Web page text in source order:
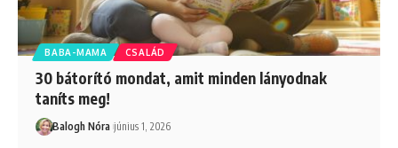
BABA-MAMA CSALÁD
30 bátorító mondat, amit minden lányodnak
taníts meg!
Balogh Nóra június 1, 2026